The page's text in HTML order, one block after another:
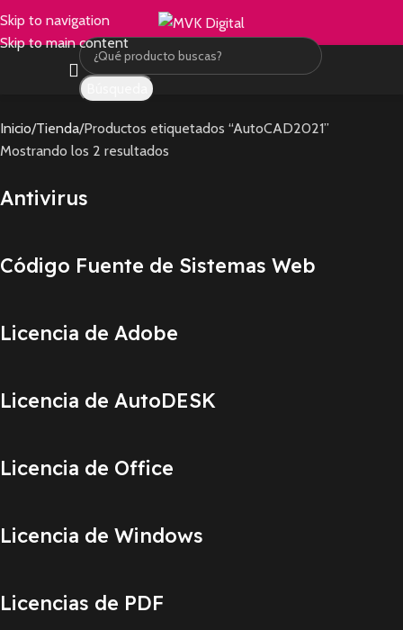
Skip to navigation
Skip to main content
Inicio Tienda Productos etiquetados “AutoCAD2021”
Mostrando los 2 resultados
Antivirus
Código Fuente de Sistemas Web
Licencia de Adobe
Licencia de AutoDESK
Licencia de Office
Licencia de Windows
Licencias de PDF